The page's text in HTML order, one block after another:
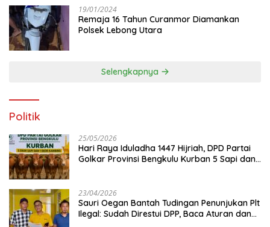
19/01/2024
Remaja 16 Tahun Curanmor Diamankan
Polsek Lebong Utara
Selengkapnya
Politik
25/05/2026
Hari Raya Iduladha 1447 Hijriah, DPD Partai
Golkar Provinsi Bengkulu Kurban 5 Sapi dan 1
23/04/2026
Sauri Oegan Bantah Tudingan Penunjukan Plt
Ilegal: Sudah Direstui DPP, Baca Aturan dan